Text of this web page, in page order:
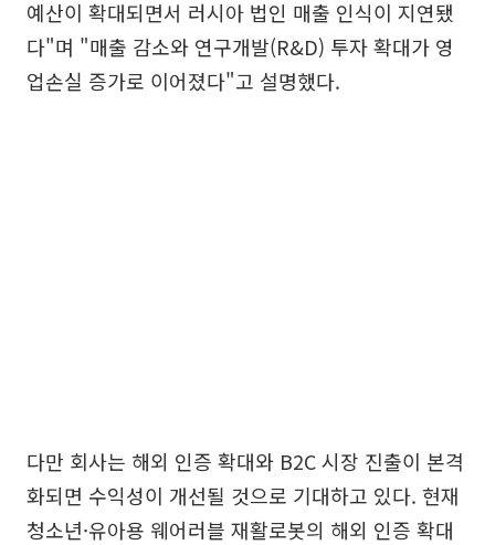
예산이 확대되면서 러시아 법인 매출 인식이 지연됐
다"며 "매출 감소와 연구개발(R&D) 투자 확대가 영
업손실 증가로 이어졌다"고 설명했다.
다만 회사는 해외 인증 확대와 B2C 시장 진출이 본격
화되면 수익성이 개선될 것으로 기대하고 있다. 현재
청소년·유아용 웨어러블 재활로봇의 해외 인증 확대